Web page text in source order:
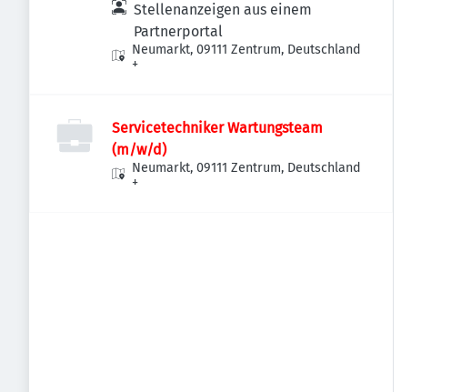
Stellenanzeigen aus einem
Partnerportal
Neumarkt, 09111 Zentrum, Deutschland
+
Servicetechniker Wartungsteam
(m/w/d)
Neumarkt, 09111 Zentrum, Deutschland
+